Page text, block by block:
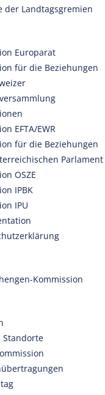
der Landtagsgremien
Europarat
für die Beziehungen
EFTA/EWR
für die Beziehungen
Parlament
OSZE
IPBK
IPU
Kommission
Standorte